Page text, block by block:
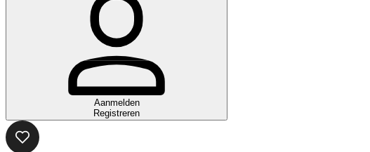
Aanmelden
Registreren